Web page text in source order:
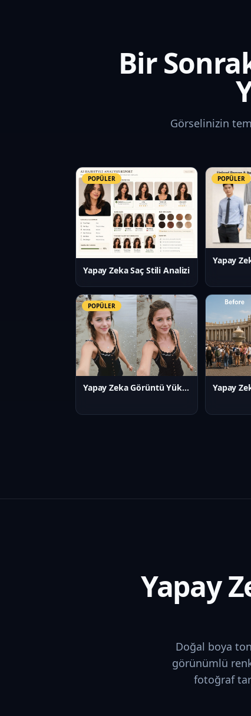
Bir
Görselinizin
POPÜLER
Yapay Zeka Saç Stili Analizi
POPÜLER
POPÜLER
Yapay Zeka Görüntü Yükseltici Yapay
Yapay
Doğal boya
görünümlü renk
fotoğraf